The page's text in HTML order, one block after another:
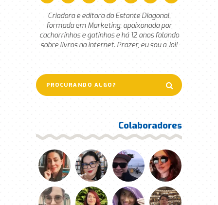
Criadora e editora do Estante Diagonal,
formada em Marketing, apaixonada por
cachorrinhos e gatinhos e há 12 anos falando
sobre livros na internet. Prazer, eu sou a Joi!
Colaboradores